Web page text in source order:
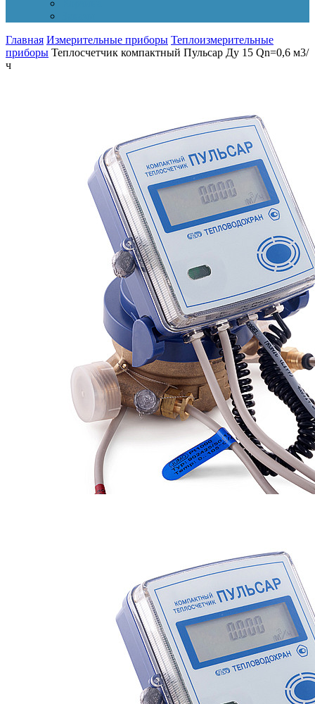
Главная Измерительные приборы Теплоизмерительные
приборы Теплосчетчик компактный Пульсар Ду 15 Qn=0,6 м3/
ч